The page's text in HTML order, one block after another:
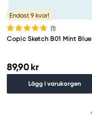
Endast 9 kvar!
(1)
Copic Sketch B01 Mint Blue
89,90 kr
Lägg i varukorgen